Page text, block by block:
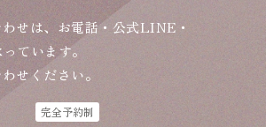
せは、お電話・公式LINE・
ています。
せください。
完全予約制